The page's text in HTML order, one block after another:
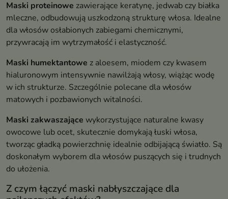
Maski proteinowe zawierające keratynę, jedwab czy białka
mleczne, odbudowują uszkodzoną strukturę włosa. Idealne
dla włosów osłabionych zabiegami chemicznymi,
przywracają im wytrzymałość i elastyczność.
Maski humektantowe z aloesem, miodem czy kwasem
hialuronowym intensywnie nawilżają włosy, wiążąc wodę
w ich strukturze. Szczególnie polecane dla włosów
matowych i pozbawionych witalności.
Maski zakwaszające wykorzystujące naturalne kwasy
owocowe lub ocet, skutecznie domykają łuski włosa,
tworząc gładką powierzchnię idealnie odbijającą światło. Są
doskonałym wyborem dla włosów puszących się i trudnych
do ułożenia.
Z czym łączyć maski nabłyszczające dla